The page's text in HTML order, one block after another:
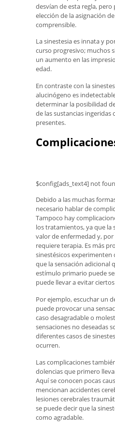
desvían de esta regla, pero
elección de la asignación
comprensible.
La sinestesia es innata y
curso progresivo; muchos
un aumento en las
edad.
En contraste con la
alucinógeno es
determinar la posibilidad
de las sustancias ingeridas
presentes.
$config[ads_text4] not
Debido a las muchas
necesario hablar de
Tampoco hay
los tratamientos, ya que la
valor de enfermedad y,
requiere terapia. Es más
sinestésicos experimenten
que la sensación adicional
estímulo primario puede
puede llevar a evitar
Por ejemplo, escuchar un
puede provocar una
caso desagradable o
sensaciones no deseadas
diferentes casos de
ocurren.
Las complicaciones
dolencias que primero
Aquí se conocen pocas
mencionan accidentes
lesiones cerebrales
se puede decir que la
como agradable.